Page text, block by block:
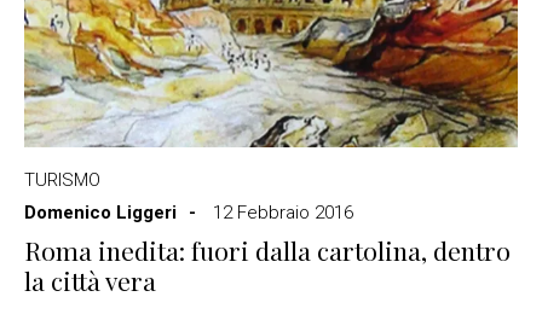
TURISMO
Domenico Liggeri
12 Febbraio 2016
Roma inedita: fuori dalla cartolina, dentro
la città vera